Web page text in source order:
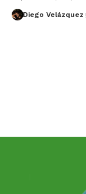
Diego Velázquez